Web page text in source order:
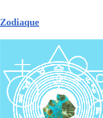
Zodiaque